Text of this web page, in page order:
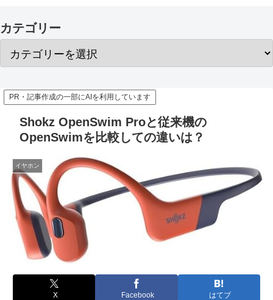
カテゴリー
PR・記事作成の一部にAIを利用しています
Shokz OpenSwim Proと従来機の
OpenSwimを比較しての違いは？
イヤホン
X Facebook はてブ